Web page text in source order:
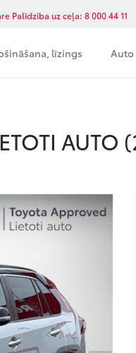
līzings Auto
Palīdzība uz ceļa: 8 000 44 11
AUTO (